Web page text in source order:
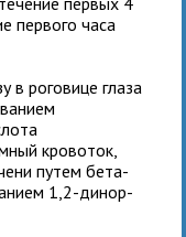
первого часа
в роговице глаза
кровоток,
путем бета-
1,2-динор-